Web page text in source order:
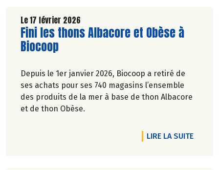
Le 17 février 2026
Lire la suite de l'article
Fini les thons Albacore et Obèse à
Biocoop
Depuis le 1er janvier 2026, Biocoop a retiré de
ses achats pour ses 740 magasins l’ensemble
des produits de la mer à base de thon Albacore
et de thon Obèse.
LIRE LA SUITEDE